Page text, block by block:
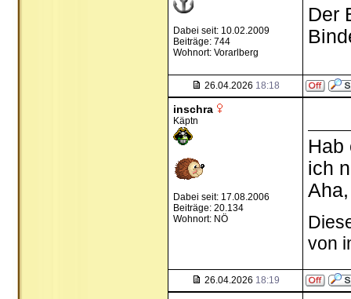
Dabei seit: 10.02.2009
Beiträge: 744
Wohnort: Vorarlberg
Der
26.04.2026 18:18
inschra
Käptn
Dabei seit: 17.08.2006
Beiträge: 20.134
Wohnort: NÖ
Hab
ich
von
26.04.2026 18:19